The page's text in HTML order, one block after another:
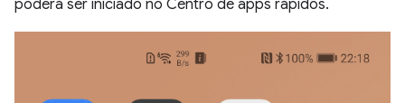
poderá ser iniciado no Centro de apps rápidos.